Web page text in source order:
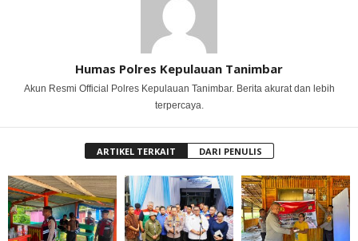
Humas Polres Kepulauan Tanimbar
Akun Resmi Official Polres Kepulauan Tanimbar. Berita akurat dan lebih
terpercaya.
ARTIKEL TERKAIT DARI PENULIS